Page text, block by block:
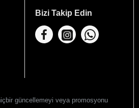
Bizi Takip Edin
güncellemeyi veya promosyonu